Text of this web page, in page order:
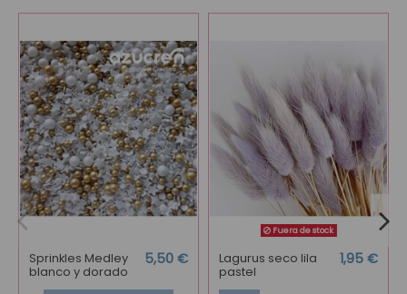
Sprinkles Medley
blanco y dorado
5,50 €
Fuera de stock
Lagurus seco lila
pastel
1,95 €